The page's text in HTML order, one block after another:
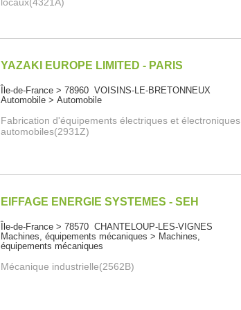
locaux(4321A)
YAZAKI EUROPE LIMITED - PARIS
Île-de-France > 78960 VOISINS-LE-BRETONNEUX
Automobile > Automobile
Fabrication d'équipements électriques et électroniques
automobiles(2931Z)
EIFFAGE ENERGIE SYSTEMES - SEH
Île-de-France > 78570 CHANTELOUP-LES-VIGNES
Machines, équipements mécaniques > Machines,
équipements mécaniques
Mécanique industrielle(2562B)